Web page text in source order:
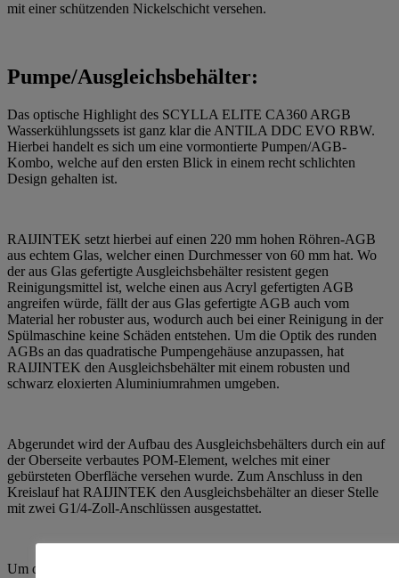
mit einer schützenden Nickelschicht versehen.
Pumpe/Ausgleichsbehälter:
Das optische Highlight des SCYLLA ELITE CA360 ARGB
Wasserkühlungssets ist ganz klar die ANTILA DDC EVO RBW.
Hierbei handelt es sich um eine vormontierte Pumpen/AGB-
Kombo, welche auf den ersten Blick in einem recht schlichten
Design gehalten ist.
RAIJINTEK setzt hierbei auf einen 220 mm hohen Röhren-AGB
aus echtem Glas, welcher einen Durchmesser von 60 mm hat. Wo
der aus Glas gefertigte Ausgleichsbehälter resistent gegen
Reinigungsmittel ist, welche einen aus Acryl gefertigten AGB
angreifen würde, fällt der aus Glas gefertigte AGB auch vom
Material her robuster aus, wodurch auch bei einer Reinigung in der
Spülmaschine keine Schäden entstehen. Um die Optik des runden
AGBs an das quadratische Pumpengehäuse anzupassen, hat
RAIJINTEK den Ausgleichsbehälter mit einem robusten und
schwarz eloxierten Aluminiumrahmen umgeben.
Abgerundet wird der Aufbau des Ausgleichsbehälters durch ein auf
der Oberseite verbautes POM-Element, welches mit einer
gebürsteten Oberfläche versehen wurde. Zum Anschluss in den
Kreislauf hat RAIJINTEK den Ausgleichsbehälter an dieser Stelle
mit zwei G1/4-Zoll-Anschlüssen ausgestattet.
Um der Pumpen/AGB-Kombo einen besonders schicken und